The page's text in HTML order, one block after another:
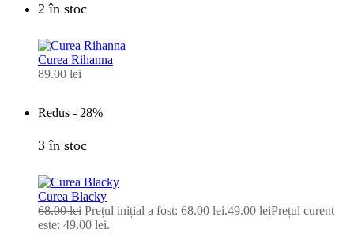
2 în stoc
Curea Rihanna
89.00 lei
Redus - 28%
3 în stoc
Curea Blacky
68.00lei Prețul inițial a fost: 68.00 lei.49.00 leiPrețul curent
este: 49.00 lei.